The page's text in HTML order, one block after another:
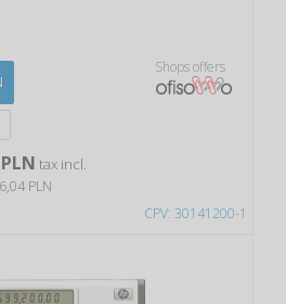
CPV: 30141200-1
Shops offers
tax incl.
PLN